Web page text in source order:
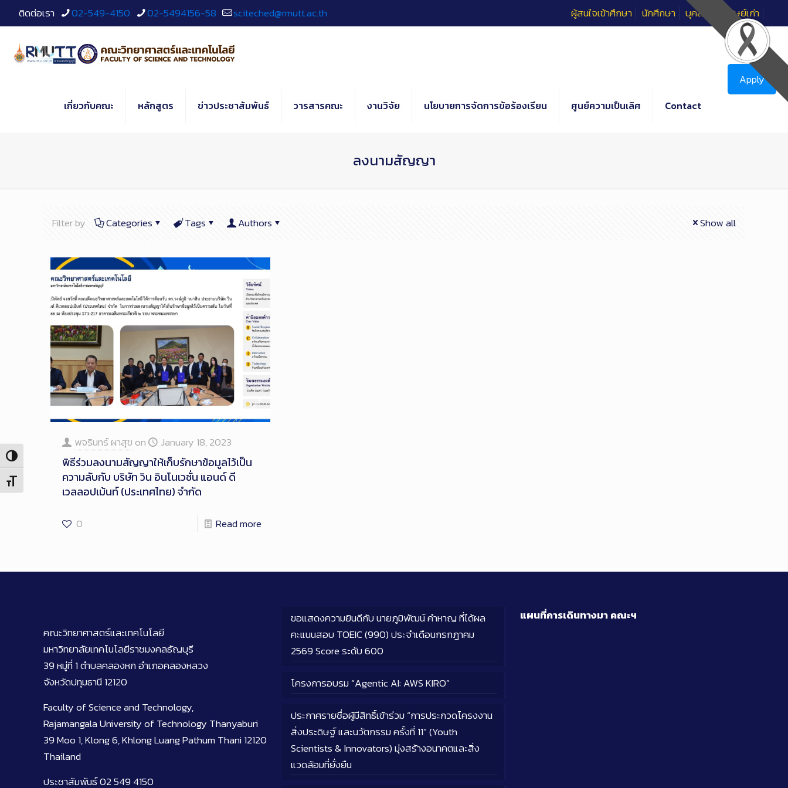
to
Content
Toggle High Contrast
Toggle Font size
ติดต่อเรา 02-549-4150 02-5494156-58 sciteched@rmutt.ac.th ผู้สนใจเข้าศึกษา นักศึกษา บุคลากร ศิษย์เก่า
เกี่ยวกับคณะ หลักสูตร ข่าวประชาสัมพันธ์ วารสารคณะ งานวิจัย นโยบายการจัดการข้อร้องเรียน ศูนย์ความเป็นเลิศ Contact
Apply
ลงนามสัญญา
Filter by Categories Tags Authors Show all
พจรินทร์ ผาสุข on January 18, 2023
พิธีร่วมลงนามสัญญาให้เก็บรักษาข้อมูลไว้เป็น
ความลับกับ บริษัท วิน อินโนเวชั่น แอนด์ ดี
เวลลอปเม้นท์ (ประเทศไทย) จำกัด
0 Read more
คณะวิทยาศาสตร์และเทคโนโลยี
มหาวิทยาลัยเทคโนโลยีราชมงคลธัญบุรี
39 หมู่ที่ 1 ตำบลคลองหก อำเภอคลองหลวง
จังหวัดปทุมธานี 12120
Faculty of Science and Technology,
Rajamangala University of Technology Thanyaburi
39 Moo 1, Klong 6, Khlong Luang Pathum Thani 12120
Thailand
ประชาสัมพันธ์ 02 549 4150
ขอแสดงความยินดีกับ นายภูมิพัฒน์ คำหาญ ที่ได้ผล
คะแนนสอบ TOEIC (990) ประจำเดือนกรกฎาคม
2569 Score ระดับ 600
โครงการอบรม “Agentic AI: AWS KIRO”
ประกาศรายชื่อผู้มีสิทธิ์เข้าร่วม “การประกวดโครงงาน
สิ่งประดิษฐ์ และนวัตกรรม ครั้งที่ 11” (Youth
Scientists & Innovators) มุ่งสร้างอนาคตและสิ่ง
แวดล้อมที่ยั่งยืน
แผนที่การเดินทางมาคณะฯ